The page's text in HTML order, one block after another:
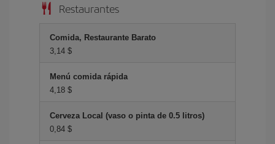
Restaurantes
Comida, Restaurante Barato
3,14 $
Menú comida rápida
4,18 $
Cerveza Local (vaso o pinta de 0.5 litros)
0,84 $